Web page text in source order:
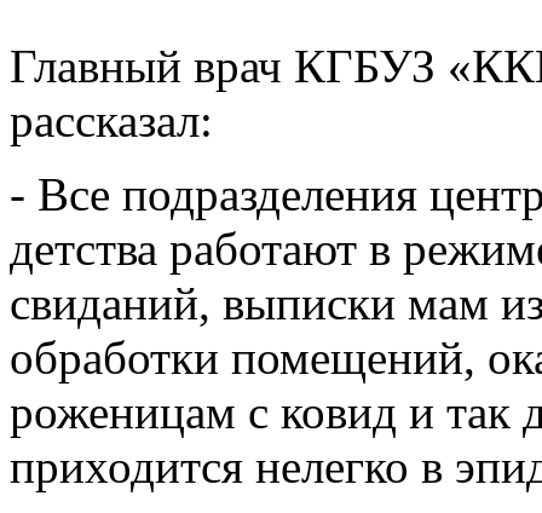
Главный врач КГБУЗ
рассказал:
- Все подразделения
детства работают в
свиданий, выписки мам
обработки помещений,
роженицам с ковид и так
приходится нелегко в